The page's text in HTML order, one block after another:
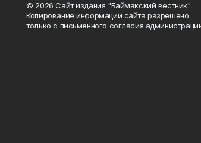
© 2026 Сайт издания "Баймакский вестник".
Копирование информации сайта разрешено
только с письменного согласия